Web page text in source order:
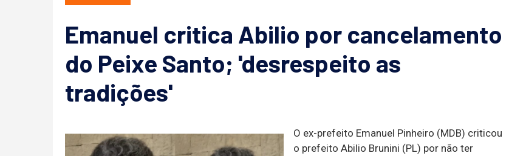
Emanuel critica Abilio por cancelamento
do Peixe Santo; 'desrespeito as
tradições'
O ex-prefeito Emanuel Pinheiro (MDB) criticou
o prefeito Abilio Brunini (PL) por não ter